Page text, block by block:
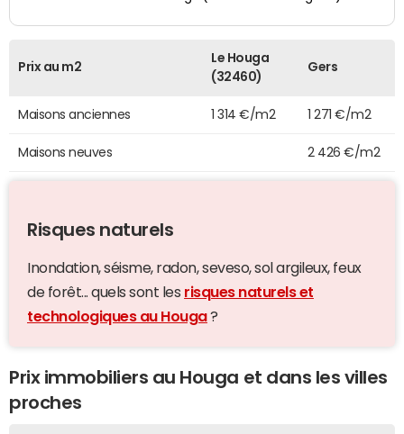
Prix au m2
Le Houga
(32460)
Gers
Maisons anciennes 1 314 €/m2 1 271 €/m2
Maisons neuves 2 426 €/m2
Risques naturels
Inondation, séisme, radon, seveso, sol argileux, feux
de forêt... quels sont les risques naturels et
technologiques au Houga?
Prix immobiliers au Houga et dans les villes
proches